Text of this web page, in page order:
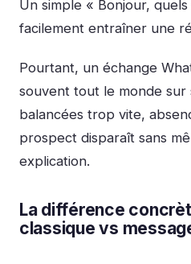
Un simple « Bonjour,
facilement entraîner une
Pourtant, un échange
souvent tout le monde sur
balancées trop vite,
prospect disparaît sans
explication.
La différence
classique vs